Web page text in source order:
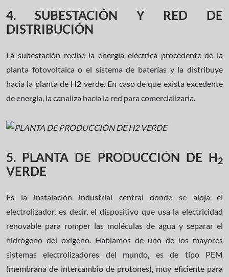
4. SUBESTACIÓN Y RED DE
DISTRIBUCIÓN
La subestación recibe la energía eléctrica procedente de la
planta fotovoltaica o el sistema de baterías y la distribuye
hacia la planta de H2 verde. En caso de que exista excedente
de energía, la canaliza hacia la red para comercializarla.
5. PLANTA DE PRODUCCIÓN DE H2
VERDE
Es la instalación industrial central donde se aloja el
electrolizador, es decir, el dispositivo que usa la electricidad
renovable para romper las moléculas de agua y separar el
hidrógeno del oxígeno. Hablamos de uno de los mayores
sistemas electrolizadores del mundo, es de tipo PEM
(membrana de intercambio de protones), muy eficiente para